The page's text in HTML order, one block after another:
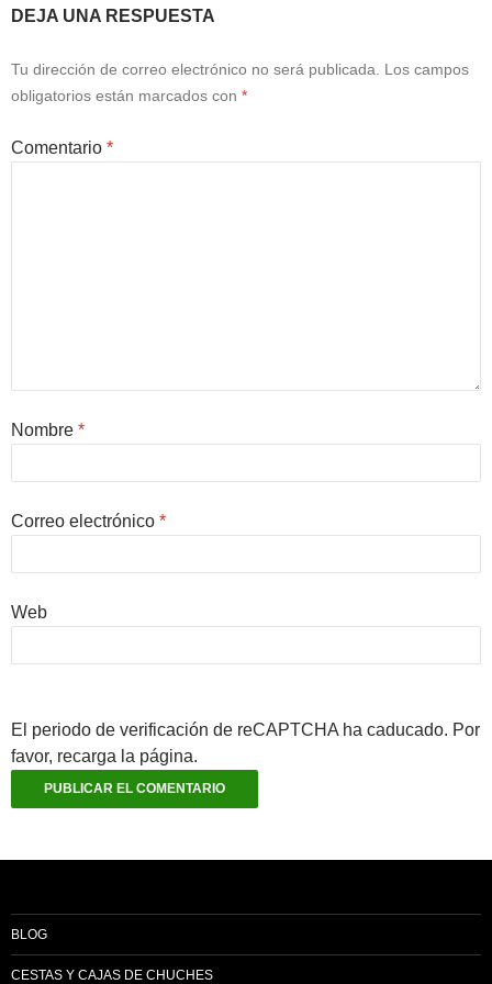
o
e
DEJA UNA RESPUESTA
Tu dirección de correo electrónico no será publicada.
Los campos
obligatorios están marcados con *
Comentario *
Nombre *
Correo electrónico *
Web
El periodo de verificación de reCAPTCHA ha caducado. Por
favor, recarga la página.
BLOG
CESTAS Y CAJAS DE CHUCHES